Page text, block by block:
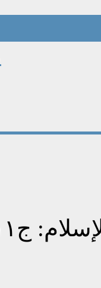
ألألقاب